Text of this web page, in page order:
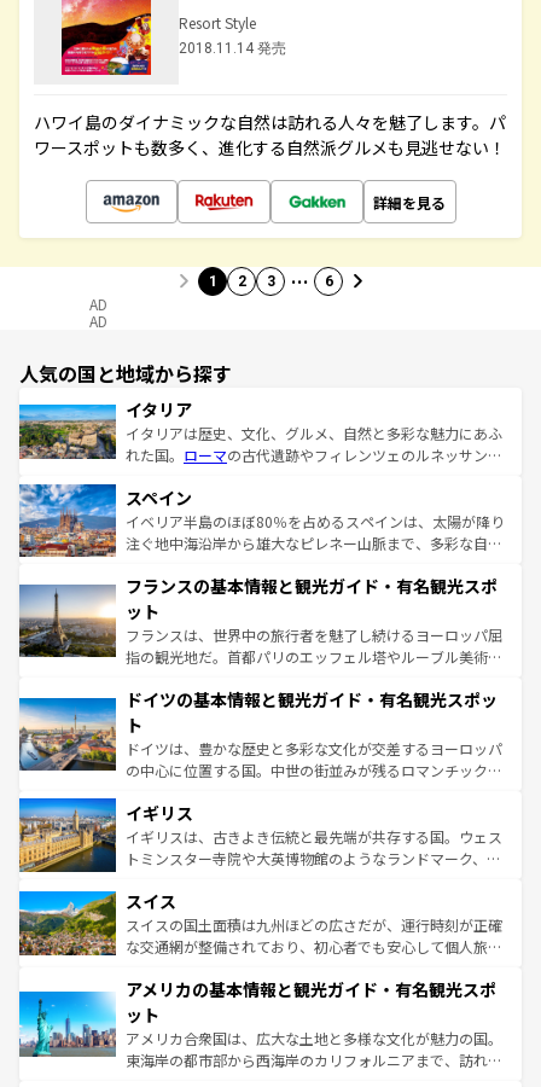
Resort Style
2018.11.14 発売
ハワイ島のダイナミックな自然は訪れる人々を魅了します。パ
ワースポットも数多く、進化する自然派グルメも見逃せない！
詳細を見る
1 2 3 … 6
AD
AD
人気の国と地域から探す
イタリア
イタリアは歴史、文化、グルメ、自然と多彩な魅力にあふ
れた国。 ローマの古代遺跡やフィレンツェのルネッサンス
ろん、トスカーナの美しい田園風景やアマルフィ海岸の絶
景など、自然景観も見逃せない。観光の合間には、本場の
ピザやパスタなど、絶品のイタリア料理を堪能することも
ませてくれるイタリアで、忘れられない旅をしてみよう！
なお、新着のイタリア情報は
しい。
スペイン
イベリア半島のほぼ80％を占めるスペインは、太陽が降り
注ぐ地中海沿岸から雄大なピレネー山脈まで、多彩な自然
文化が根付くこの国では、情熱的なフラメンコ、熱気あふ
れる闘牛、そして美味しいタパスが生活の一部となってい
る。首都マドリードの洗練された雰囲気や、バルセロナの
アートに溢れた街角から、地方では古代ローマ遺跡や中世
せる。地方によって風土や気候が異なるスペインはその個
ンテンツ一覧 を参照してほしい。
フランスの基本情報と観光ガイド・有名観光スポ
ット
フランスは、世界中の旅行者を魅了し続けるヨーロッパ屈
指の観光地だ。首都パリのエッフェル塔やルーブル美術館
で、幅広い魅力が詰まっている。華麗な宮殿、歴史的な大
聖堂、美しいビーチ、そして豊かな自然が、訪れる者を心
から魅了する。また、フランスは美食の国としても知ら
れ、フランス料理はユネスコ無形文化遺産にも登録されて
香り高いラベンダー畑など、多彩な楽しみ方が可能だ。さ
らに、パリ以外の地域にも魅力が溢れており、どの街角に
も豊かな歴史と文化が息づいている。パリ以外の個性あふ
を参照してほしい。
ドイツの基本情報と観光ガイド・有名観光スポッ
ト
ドイツは、豊かな歴史と多彩な文化が交差するヨーロッパ
の中心に位置する国。中世の街並みが残るロマンチック街
顔を持つこの国は、どこを歩いても飽きることがない。ベ
ルリンの文化的活気、バイエルン州のアルプスの絶景、そ
してライン川沿いのワイン畑といった風景は必見。ビール
は、お酒好きな人にはぜひ体験してほしい。 なお、新着の
ドイツ情報はコンテンツ一覧を参照してほしい。
イギリス
イギリスは、古きよき伝統と最先端が共存する国。ウェス
トミンスター寺院や大英博物館のようなランドマーク、歴
リアごとに異なる魅力がある。また、優雅なアフタヌーン
ティー、ビール好きにはたまらない英国パブ、サッカー観
戦など、本場だからこそできる体験も豊富。イギリスを旅
ンツ一覧を参照してほしい。
スイス
スイスの国土面積は九州ほどの広さだが、運行時刻が正確
な交通網が整備されており、初心者でも安心して個人旅行
の建物がそのまま残る町や、スイスならではのユニークな
博物館もあり、アルプス観光だけでなく町歩きも満喫する
ことができる。国民の所得が高いため物価も高いが、旅行
者向けの交通パス提供のサービスもあり、うまく活用すれ
アメリカの基本情報と観光ガイド・有名観光スポ
ット
アメリカ合衆国は、広大な土地と多様な文化が魅力の国。
東海岸の都市部から西海岸のカリフォルニアまで、訪れる